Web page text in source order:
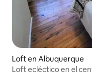
Loft en Albuquerque
Loft ecléctico en el